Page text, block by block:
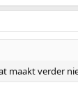
maakt verder